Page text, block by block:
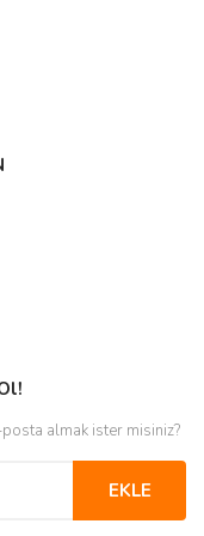
almak ister misiniz?
EKLE